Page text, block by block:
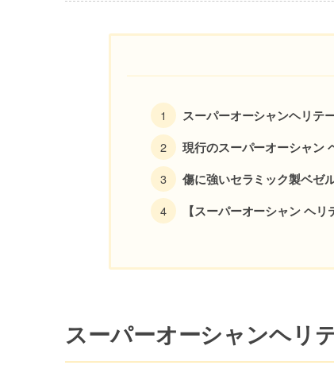
スーパーオーシャンヘリテ
現行のスーパーオーシャン
傷に強いセラミック製ベゼ
【スーパーオーシャン ヘ
スーパーオーシャンヘリ